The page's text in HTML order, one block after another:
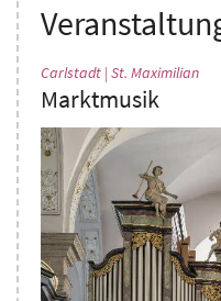
Carlstadt | St. Maximilian:
Marktmusik